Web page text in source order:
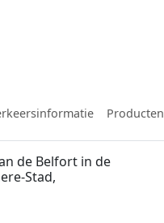
Producten
de Belfort in de
Stad,